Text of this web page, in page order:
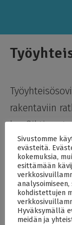
rakentaviin
konflikti, se
oppimiseen.
keskeinen,
puhumaan
olennaiseen
Sivustomme
evästeitä.
kokemuksia,
esittämään
kohdistettujen
Hyväksymällä
meidän ja